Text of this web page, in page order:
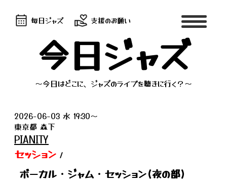
毎日ジャズ 支援のお願い
今日ジャズ
～今日はどこに、ジャズのライブを聴きに行く？～
2026-06-03 水 19:30～
東京都 森下
PIANITY
セッション /
ボーカル・ジャム・セッション(夜の部)